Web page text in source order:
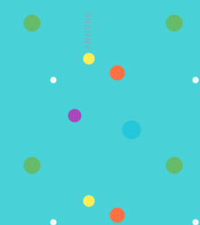
ANNONS